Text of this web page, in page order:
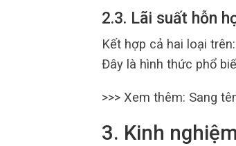
2.3. Lãi suất hỗn
Kết hợp cả hai loại
Đây là hình thức phổ
>>> Xem thêm: Sang
3. Kinh